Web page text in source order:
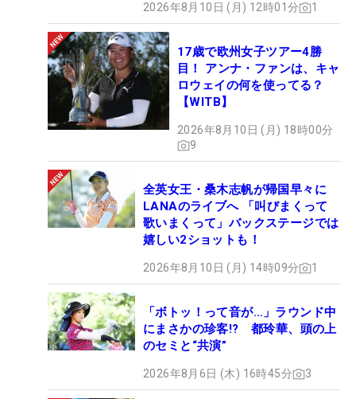
2026年8月10日 (月) 12時01分 1
17歳で欧州女子ツアー4勝
目！ アンナ・ファンは、キャ
ロウェイの何を使ってる？
【WITB】
2026年8月10日 (月) 18時00分
9
全英女王・桑木志帆が帰国早々に
LANAのライブへ 「叫びまくって
歌いまくって」バックステージでは
嬉しい2ショットも！
2026年8月10日 (月) 14時09分 1
「ボトッ！って音が…」ラウンド中
にまさかの珍客!? 都玲華、頭の上
のセミと“共演”
2026年8月6日 (木) 16時45分 3